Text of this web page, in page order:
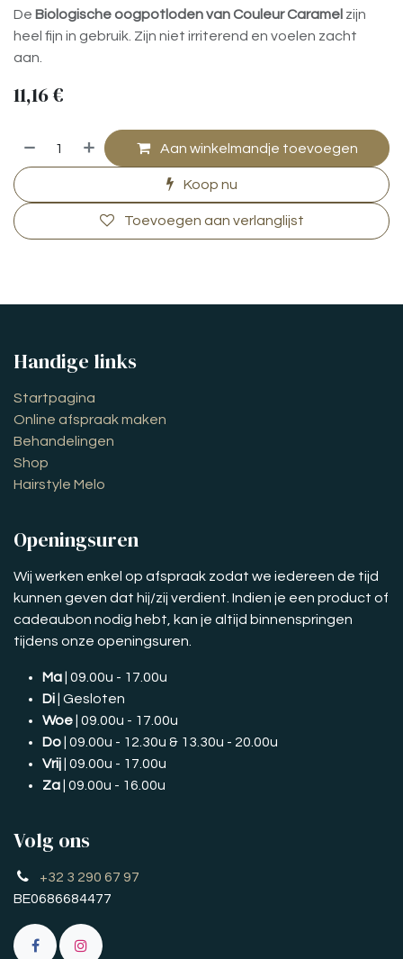
De Biologische oogpotloden van Couleur Caramel zijn
heel fijn in gebruik. Zijn niet irriterend en voelen zacht
aan.
11,16€
Aan winkelmandje toevoegen
Koop nu
Toevoegen aan verlanglijst
Handige links
Startpagina
Online afspraak maken
Behandelingen
Shop
Hairstyle Melo
Openingsuren
Wij werken enkel op afspraak zodat we iedereen de tijd
kunnen geven dat hij/zij verdient. Indien je een product of
cadeaubon nodig hebt, kan je altijd binnenspringen
tijdens onze openingsuren.
Ma | 09.00u - 17.00u
Di | Gesloten
Woe | 09.00u - 17.00u
Do | 09.00u - 12.30u & 13.30u - 20.00u
Vrij | 09.00u - 17.00u
Za | 09.00u - 16.00u
Volg ons
+32 3 290 67 97
BE0686684477